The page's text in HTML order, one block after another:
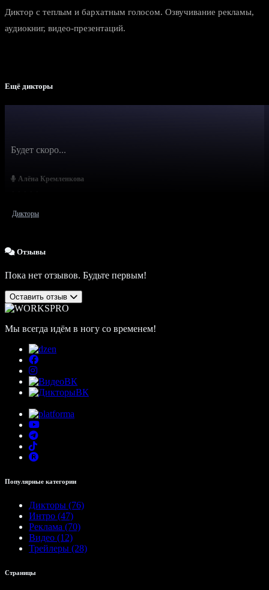
Диктор с теплым и бархатным голосом. Озвучивание рекламы,
аудиокниг, видео-презентаций.
Ещё дикторы
Алёна Кремленкова
Будет скоро...
Дикторы
Отзывы
Пока нет отзывов. Будьте первым!
Оставить отзыв
Мы всегда идём в ногу со временем!
Популярные категории
Дикторы (76)
Интро (47)
Реклама (70)
Видео (12)
Трейлеры (28)
Страницы